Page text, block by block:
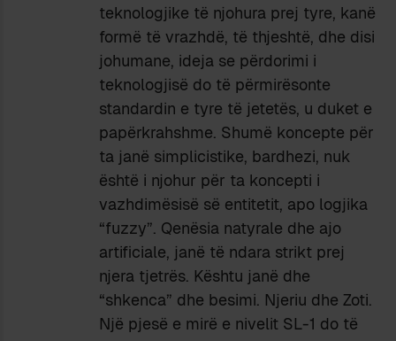
teknologjike të njohura prej tyre, kanë
formë të vrazhdë, të thjeshtë, dhe disi
johumane, ideja se përdorimi i
teknologjisë do të përmirësonte
standardin e tyre të jetetës, u duket e
papërkrahshme. Shumë koncepte për
ta janë simplicistike, bardhezi, nuk
është i njohur për ta koncepti i
vazhdimësisë së entitetit, apo logjika
“fuzzy”. Qenësia natyrale dhe ajo
artificiale, janë të ndara strikt prej
njera tjetrës. Kështu janë dhe
“shkenca” dhe besimi. Njeriu dhe Zoti.
Një pjesë e mirë e nivelit SL-1 do të